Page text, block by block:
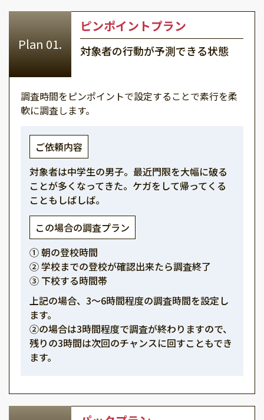
ピンポイントプラン
対象者の行動が予測できる状態
調査時間をピンポイントで設定することで素行を柔
軟に調査します。
ご依頼内容
対象者は中学生の男子。最近門限を大幅に破る
ことが多くなってきた。ケガをして帰ってくる
こともしばしば。
この場合の調査プラン
① 朝の登校時間
② 学校までの登校が確認出来たら調査終了
③ 下校する時間帯
上記の場合、3～6時間程度の調査時間を設定し
ます。
②の場合は3時間程度で調査が終わりますので、
残りの3時間は次回のチャンスに回すこともでき
ます。